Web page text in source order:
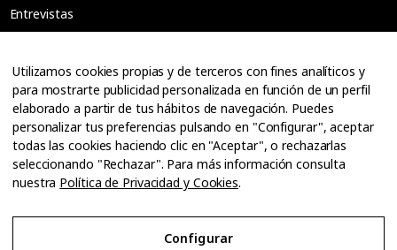
Entrevistas
Ópticos
Cuadernos
Guías
Dossier
Anuarios
Ofertas de empleo
Utilizamos cookies propias y de terceros con fines analíticos y
para mostrarte publicidad personalizada en función de un perfil
elaborado a partir de tus hábitos de navegación. Puedes
personalizar tus preferencias pulsando en "Configurar", aceptar
todas las cookies haciendo clic en "Aceptar", o rechazarlas
seleccionando "Rechazar". Para más información consulta
nuestra Política de Privacidad y Cookies.
Configurar